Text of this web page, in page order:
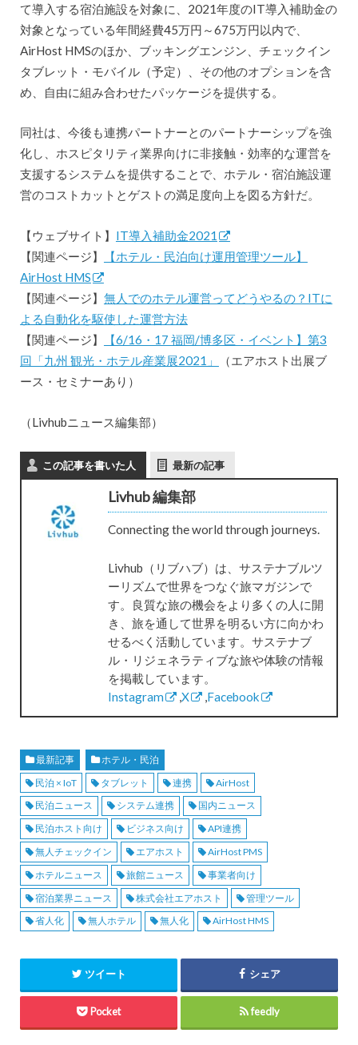
て導入する宿泊施設を対象に、2021年度のIT導入補助金の
対象となっている年間経費45万円～675万円以内で、
AirHost HMSのほか、ブッキングエンジン、チェックイン
タブレット・モバイル（予定）、その他のオプションを含
め、自由に組み合わせたパッケージを提供する。
同社は、今後も連携パートナーとのパートナーシップを強
化し、ホスピタリティ業界向けに非接触・効率的な運営を
支援するシステムを提供することで、ホテル・宿泊施設運
営のコストカットとゲストの満足度向上を図る方針だ。
【ウェブサイト】 IT導入補助金2021
【関連ページ】
【ホテル・民泊向け運用管理ツール】
AirHost HMS
【関連ページ】 無人でのホテル運営ってどうやるの？ITに
よる自動化を駆使した運営方法
【関連ページ】
【6/16・17 福岡/博多区・イベント】第3
回「九州 観光・ホテル産業展2021」
（エアホスト出展ブ
ース・セミナーあり）
（Livhubニュース編集部）
この記事を書いた人 最新の記事
Livhub 編集部
Connecting the world through journeys.
Livhub（リブハブ）は、サステナブルツ
ーリズムで世界をつなぐ旅マガジンで
す。良質な旅の機会をより多くの人に開
き、旅を通して世界を明るい方に向かわ
せるべく活動しています。サステナブ
ル・リジェネラティブな旅や体験の情報
を掲載しています。
Instagram
,X ,Facebook
最新記事
ホテル・民泊
民泊 × IoT
タブレット 連携
AirHost
民泊ニュース
システム連携
国内ニュース
民泊ホスト向け
ビジネス向け
API連携
無人チェックイン
エアホスト
AirHost PMS
ホテルニュース
旅館ニュース
事業者向け
宿泊業界ニュース
株式会社エアホスト
管理ツール
省人化
無人ホテル 無人化 AirHost HMS
ツイート シェア
Pocket feedly